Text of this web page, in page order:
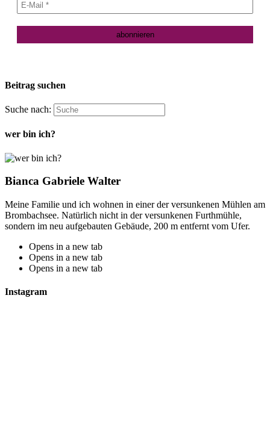
Beitrag suchen
Suche nach:
wer bin ich?
Bianca Gabriele Walter
Meine Familie und ich wohnen in einer der versunkenen Mühlen am
Brombachsee. Natürlich nicht in der versunkenen Furthmühle,
sondern im neu aufgebauten Gebäude, 200 m entfernt vom Ufer.
Opens in a new tab
Opens in a new tab
Opens in a new tab
Instagram